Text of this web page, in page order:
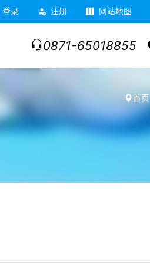
登录 注册 网站地图
0871-65018855
首页